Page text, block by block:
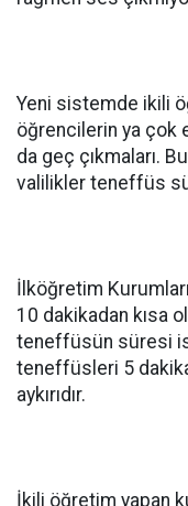
Yeni sistemde ikili
öğrencilerin ya çok
da geç çıkmaları.
valilikler teneffüs
İlköğretim
10 dakikadan kısa
teneffüsün süresi
teneffüsleri 5
aykırıdır.
İkili öğretim yapan